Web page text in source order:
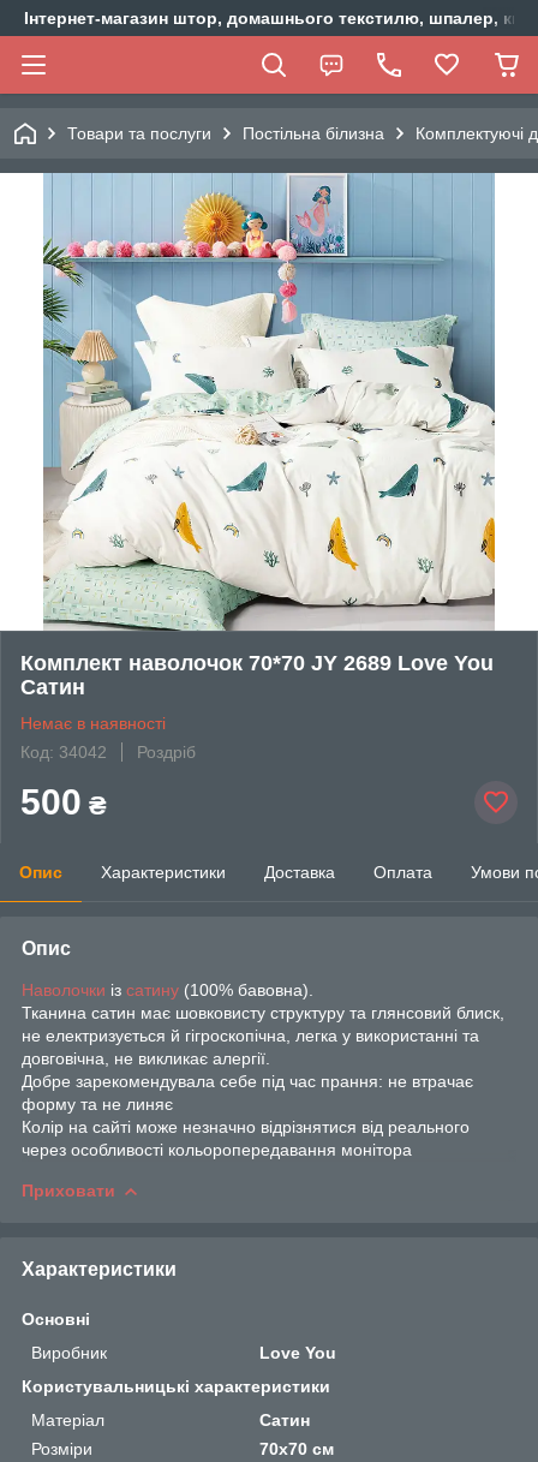
Інтернет-магазин штор, домашнього текстилю, шпалер,
Товари та послуги Постільна білизна Комплектуючі
Комплект наволочок 70*70 JY 2689 Love You
Сатин
Немає в наявності
Код: 34042
Роздріб
500 ₴
Опис Характеристики Доставка Оплата Умови
Опис
Наволочки із сатину (100% бавовна).
Тканина сатин має шовковисту структуру та глянсовий блиск,
не електризується й гігроскопічна, легка у використанні та
довговічна, не викликає алергії.
Добре зарекомендувала себе під час прання: не втрачає
форму та не линяє
Колір на сайті може незначно відрізнятися від реального
через особливості кольоропередавання монітора
Приховати
Характеристики
Основні
Виробник
Love You
Користувальницькі характеристики
Матеріал
Сатин
Розміри
70х70 см